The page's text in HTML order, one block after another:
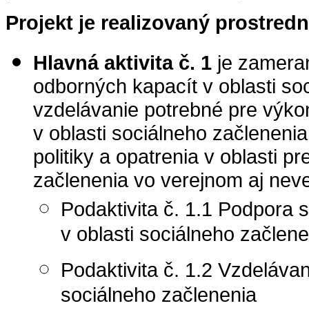
Projekt je realizovaný
Hlavná aktivita č. 1 je
odborných kapacít v oblasti
vzdelávanie potrebné pre
v oblasti sociálneho
politiky a opatrenia v oblasti
začlenenia vo verejnom aj
Podaktivita č. 1.1 Podpora
v oblasti sociálneho
Podaktivita č. 1.2
sociálneho začlenenia